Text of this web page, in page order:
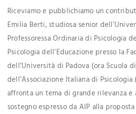
Riceviamo e pubblichiamo un
Emilia Berti, studiosa senior
Professoressa Ordinaria di Psicologia
Psicologia dell’Educazione presso la
dell’Università di Padova (ora Scuola
dell’Associazione Italiana di
affronta un tema di grande rilevanza
sostegno espresso da AIP alla